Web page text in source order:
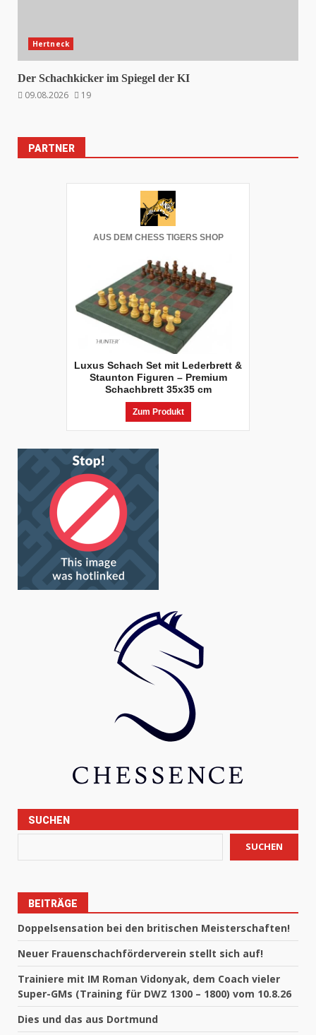
Hertneck
Der Schachkicker im Spiegel der KI
09.08.2026
19
PARTNER
AUS DEM CHESS TIGERS SHOP
Luxus Schach Set mit Lederbrett &
Staunton Figuren – Premium
Schachbrett 35x35 cm
Zum Produkt
SUCHEN
SUCHEN
BEITRÄGE
Doppelsensation bei den britischen Meisterschaften!
Neuer Frauenschachförderverein stellt sich auf!
Trainiere mit IM Roman Vidonyak, dem Coach vieler
Super-GMs (Training für DWZ 1300 – 1800) vom 10.8.26
Dies und das aus Dortmund